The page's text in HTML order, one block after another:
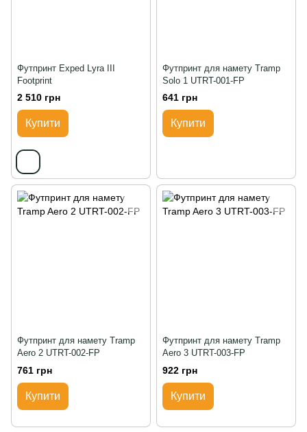
Футпринт Exped Lyra III
Footprint
2 510 грн
Купити
Футпринт для намету Tramp
Solo 1 UTRT-001-FP
641 грн
Купити
Футпринт для намету Tramp
Aero 2 UTRT-002-FP
761 грн
Купити
Футпринт для намету Tramp
Aero 3 UTRT-003-FP
922 грн
Купити